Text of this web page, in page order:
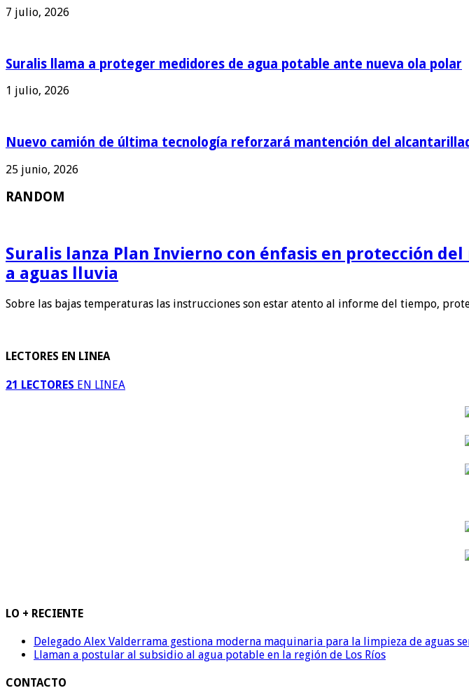
7 julio, 2026
Suralis llama a proteger medidores de agua potable ante nueva ola polar
1 julio, 2026
Nuevo camión de última tecnología reforzará mantención del
25 junio, 2026
RANDOM
Suralis lanza Plan Invierno con énfasis en protección
a aguas lluvia
Sobre las bajas temperaturas las instrucciones son estar atento al informe del tiempo,
LECTORES EN LINEA
21 LECTORES EN LINEA
LO + RECIENTE
Delegado Alex Valderrama gestiona moderna maquinaria para la limpieza de aguas
Llaman a postular al subsidio al agua potable en la región de Los Ríos
CONTACTO